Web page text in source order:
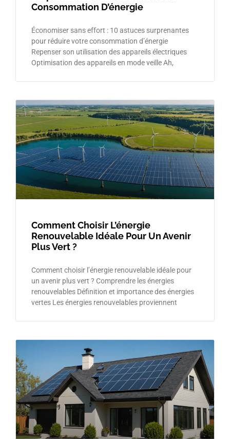
Consommation D’énergie
Économiser sans effort : 10 astuces surprenantes
pour réduire votre consommation d’énergie
Repenser son utilisation des appareils électriques
Optimisation des appareils en mode veille Ah,
Comment Choisir L’énergie
Renouvelable Idéale Pour Un Avenir
Plus Vert ?
Comment choisir l’énergie renouvelable idéale pour
un avenir plus vert ? Comprendre les énergies
renouvelables Définition et importance des énergies
vertes Les énergies renouvelables proviennent